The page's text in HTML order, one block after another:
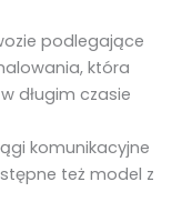
podlegające
która
długim czasie
komunikacyjne
też model z